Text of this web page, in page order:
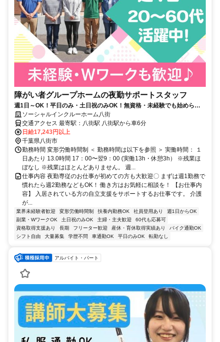
障がい者グループホームの夜勤サポートスタッフ
週1日～OK！平日のみ・土日祝のみOK！無資格・未経験でも始められ
ます。目の前の人に喜んでいただくことに、一生懸命になれる仕事で
す。
ソーシャルインクルーホーム八街
交通アクセス 最寄駅：八街駅 八街駅から車6分
日給17,243円以上
千葉県八街市
勤務時間 変形労働時間制 ＜ 勤務時間は以下を参照 ＞ 実働時間： １
日あたり 13.0時間 17：00〜翌9：00 (実働13h・休憩3h） ※残業ほ
ぼなし ※残業はほとんどありません。 週...
仕事内容 夜勤専従のお仕事が初めての方も大歓迎〇 まずは週1勤務で
慣れたら週2勤務などもOK！ 働き方はお気軽に相談を！ 【お仕事内
容】 入居されている方の自立支援をサポートするお仕事です。 介護
が...
業界未経験者歓迎 変形労働時間制 扶養内勤務OK 社員登用あり
週1日からOK
副業・WワークOK
土日祝のみOK 主婦・主夫歓迎
60代も応募可
資格取得支援あり
長期 フリーター歓迎 産休・育休取得実績あり
バイク通勤OK
シフト自由
大量募集 学歴不問 車通勤OK 平日のみOK 転勤なし
アルバイト・パート